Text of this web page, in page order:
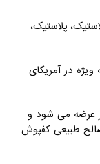
پلاستیک،
در آمریکای
عرضه می شود و
طبیعی کفپوش